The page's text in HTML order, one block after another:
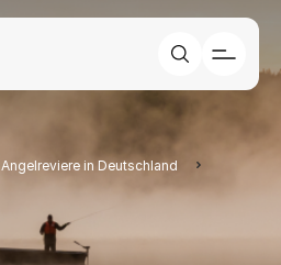
Angelreviere in Deutschland